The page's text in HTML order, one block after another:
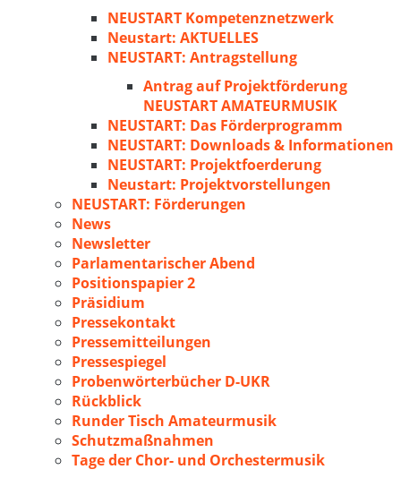
NEUSTART Kompetenznetzwerk
Neustart: AKTUELLES
NEUSTART: Antragstellung
Antrag auf Projektförderung
NEUSTART AMATEURMUSIK
NEUSTART: Das Förderprogramm
NEUSTART: Downloads & Informationen
NEUSTART: Projektfoerderung
Neustart: Projektvorstellungen
NEUSTART: Förderungen
News
Newsletter
Parlamentarischer Abend
Positionspapier 2
Präsidium
Pressekontakt
Pressemitteilungen
Pressespiegel
Probenwörterbücher D-UKR
Rückblick
Runder Tisch Amateurmusik
Schutzmaßnahmen
Tage der Chor- und Orchestermusik